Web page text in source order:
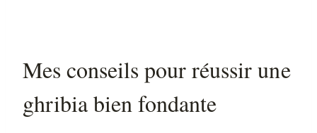
Mes conseils pour réussir une
ghribia bien fondante